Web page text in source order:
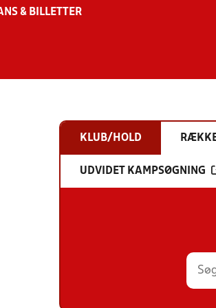
& BILLETTER
KLUB/HOLD
UDVIDET KAMPSØGNING